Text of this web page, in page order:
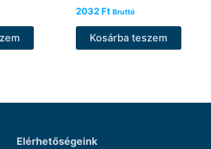
2032Ft Bruttó
Kosárba teszem
Elérhetőségeink